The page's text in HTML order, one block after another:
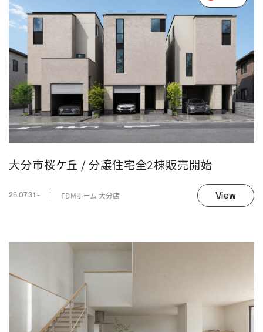
大分市桜ケ丘 / 分譲住宅全2棟販売開始
26.07.31 - FDMホーム 大分店 View